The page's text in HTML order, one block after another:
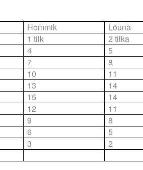
Hommik Lõuna
1 tilk 2 tilka
4 5
7 8
10 11
13 14
15 14
12 11
9 8
6 5
3 2